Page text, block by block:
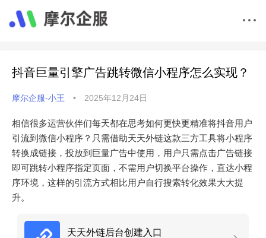
抖音巨量引擎广告跳转微信小程序怎么实现？
摩尔企服-小王 • 2025年12月24日
相信很多运营伙伴们每天都在思考如何更快更精准将抖音用户
引流到微信小程序？只需借助天天外链这款三方工具将小程序
转换成链接，投放到巨量广告中使用，用户只需点击广告链接
即可跳转小程序指定页面，不需用户切换平台操作，直达小程
序环境，这样的引流方式相比用户自行搜索转化效果大大提
升。
天天外链后台创建入口